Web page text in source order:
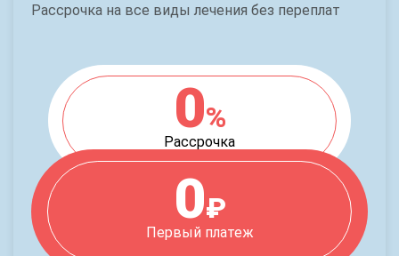
Рассрочка на все виды лечения без переплат
0%
Рассрочка
0₽
Первый платеж